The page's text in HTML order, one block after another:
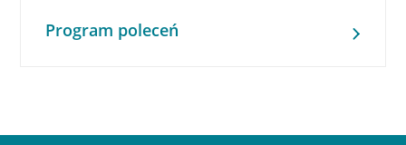
Program poleceń